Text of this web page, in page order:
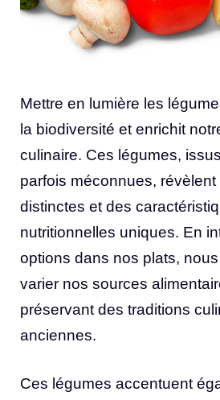
Mettre en lumière les
la biodiversité et enrichit
culinaire. Ces légumes,
parfois méconnues,
distinctes et des
nutritionnelles uniques. En
options dans nos plats,
varier nos sources
préservant des traditions
anciennes.
Ces légumes accentuent